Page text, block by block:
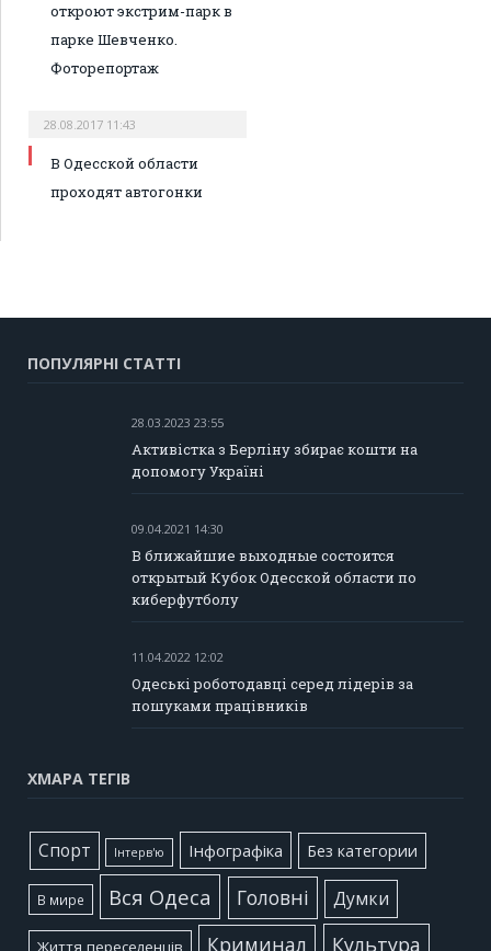
откроют экстрим-парк в
парке Шевченко.
Фоторепортаж
28.08.2017 11:43
В Одесской области
проходят автогонки
ПОПУЛЯРНІ СТАТТІ
28.03.2023 23:55
Активістка з Берліну збирає кошти на
допомогу Україні
09.04.2021 14:30
В ближайшие выходные состоится
открытый Кубок Одесской области по
киберфутболу
11.04.2022 12:02
Одеські роботодавці серед лідерів за
пошуками працівників
ХМАРА ТЕГІВ
Cпорт Інтерв'ю Інфографіка Без категории
В мире Вся Одеса Головні Думки
Життя переселенців Криминал Культура